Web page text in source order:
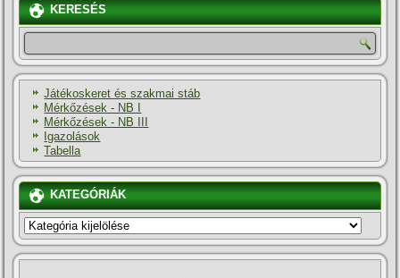
KERESÉS
Játékoskeret és szakmai stáb
Mérkőzések - NB I
Mérkőzések - NB III
Igazolások
Tabella
KATEGÓRIÁK
KATEGÓRIÁK